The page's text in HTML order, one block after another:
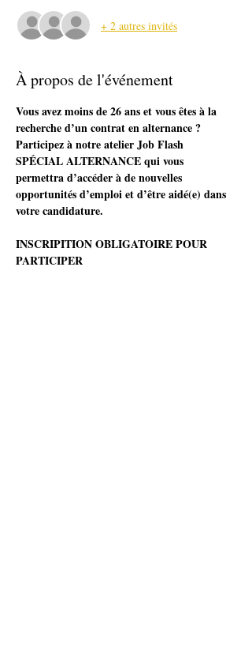
+ 2 autres invités
À propos de l'événement
Vous avez moins de 26 ans et vous êtes à la
recherche d’un contrat en alternance ?
Participez à notre atelier Job Flash
SPÉCIAL ALTERNANCE qui vous
permettra d’accéder à de nouvelles
opportunités d’emploi et d’être aidé(e) dans
votre candidature.
INSCRIPITION OBLIGATOIRE POUR
PARTICIPER